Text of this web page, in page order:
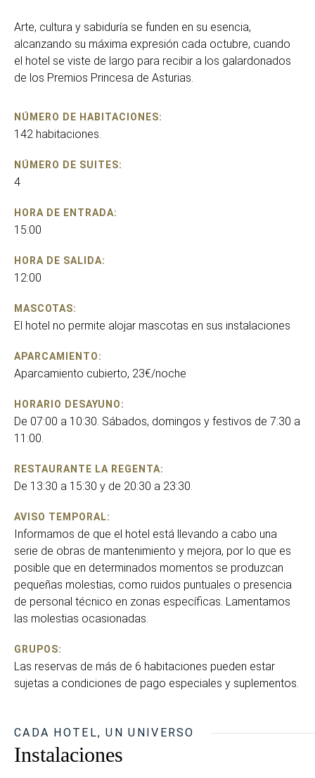
Arte, cultura y sabiduría se funden en su esencia,
alcanzando su máxima expresión cada octubre, cuando
el hotel se viste de largo para recibir a los galardonados
de los Premios Princesa de Asturias.
NÚMERO DE HABITACIONES:
142 habitaciones.
NÚMERO DE SUITES:
4
HORA DE ENTRADA:
15:00
HORA DE SALIDA:
12:00
MASCOTAS:
El hotel no permite alojar mascotas en sus instalaciones
APARCAMIENTO:
Aparcamiento cubierto, 23€/noche
HORARIO DESAYUNO:
De 07:00 a 10:30. Sábados, domingos y festivos de 7:30 a
11:00.
RESTAURANTE LA REGENTA:
De 13:30 a 15:30 y de 20:30 a 23:30.
AVISO TEMPORAL:
Informamos de que el hotel está llevando a cabo una
serie de obras de mantenimiento y mejora, por lo que es
posible que en determinados momentos se produzcan
pequeñas molestias, como ruidos puntuales o presencia
de personal técnico en zonas específicas. Lamentamos
las molestias ocasionadas.
GRUPOS:
Las reservas de más de 6 habitaciones pueden estar
sujetas a condiciones de pago especiales y suplementos.
CADA HOTEL, UN UNIVERSO
Instalaciones